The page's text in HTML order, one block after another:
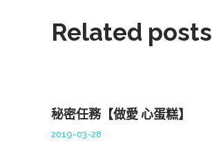
Related posts
秘密任務【做愛 心蛋糕】
2019-03-28